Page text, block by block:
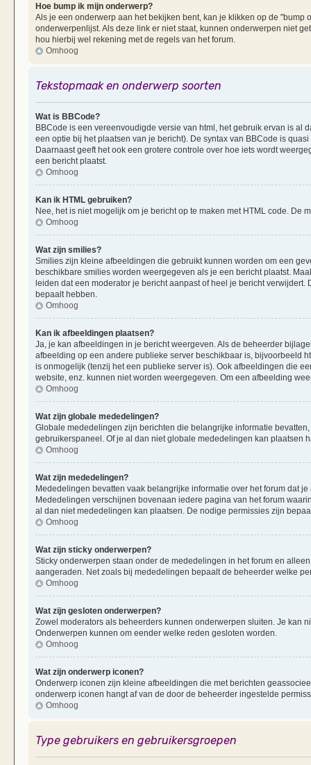
Hoe bump ik mijn onderwerp?
Als je een onderwerp aan het bekijken bent, kan je klikken op de
onderwerpenlijst. Als deze link er niet staat, kunnen onderwerpen niet
hou hierbij wel rekening met de regels van het forum.
Omhoog
Tekstopmaak en onderwerp soorten
Wat is BBCode?
BBCode is een vereenvoudigde versie van html, het gebruik ervan is al
een optie bij het plaatsen van je bericht). De syntax van BBCode is
Daarnaast geeft het ook een grotere controle over hoe iets wordt
een bericht plaatst.
Omhoog
Kan ik HTML gebruiken?
Nee, het is niet mogelijk om je bericht op te maken met HTML code.
Omhoog
Wat zijn smilies?
Smilies zijn kleine afbeeldingen die gebruikt kunnen worden om een
beschikbare smilies worden weergegeven als je een bericht plaatst.
leiden dat een moderator je bericht aanpast of heel je bericht
bepaalt hebben.
Omhoog
Kan ik afbeeldingen plaatsen?
Ja, je kan afbeeldingen in je bericht weergeven. Als de beheerder
afbeelding op een andere publieke server beschikbaar is, bijvoorbeeld
is onmogelijk (tenzij het een publieke server is). Ook afbeeldingen die
website, enz. kunnen niet worden weergegeven. Om een afbeelding
Omhoog
Wat zijn globale mededelingen?
Globale mededelingen zijn berichten die belangrijke informatie
gebruikerspaneel. Of je al dan niet globale mededelingen kan plaatsen
Omhoog
Wat zijn mededelingen?
Mededelingen bevatten vaak belangrijke informatie over het forum dat
Mededelingen verschijnen bovenaan iedere pagina van het forum
al dan niet mededelingen kan plaatsen. De nodige permissies zijn
Omhoog
Wat zijn sticky onderwerpen?
Sticky onderwerpen staan onder de mededelingen in het forum en
aangeraden. Net zoals bij mededelingen bepaalt de beheerder welke
Omhoog
Wat zijn gesloten onderwerpen?
Zowel moderators als beheerders kunnen onderwerpen sluiten. Je kan
Onderwerpen kunnen om eender welke reden gesloten worden.
Omhoog
Wat zijn onderwerp iconen?
Onderwerp iconen zijn kleine afbeeldingen die met berichten
onderwerp iconen hangt af van de door de beheerder ingestelde
Omhoog
Type gebruikers en gebruikersgroepen